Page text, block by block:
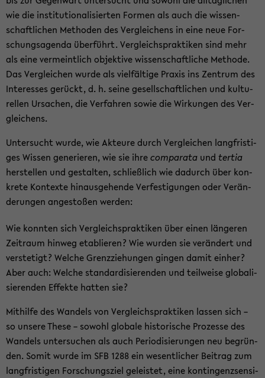
wie die in­sti­tu­tio­na­li­sier­ten For­men als auch die wis­sen­
schaft­li­chen Me­tho­den des Ver­glei­chens in eine neue For­
schungs­agen­da über­führt. Ver­gleichs­prak­ti­ken sind mehr
als eine ver­meint­lich ob­jek­ti­ve wis­sen­schaft­li­che Me­tho­de.
Das Ver­glei­chen wurde als viel­fäl­ti­ge Pra­xis ins Zen­trum des
In­ter­es­ses ge­rückt, d. h. seine ge­sell­schaft­li­chen und kul­tu­
rel­len Ur­sa­chen, die Ver­fah­ren sowie die Wir­kun­gen des Ver­
glei­chens.
Un­ter­sucht wurde, wie Ak­teu­re durch Ver­glei­chen lang­fris­ti­
ges Wis­sen ge­ne­rie­ren, wie sie ihrecom­pa­ra­ta und ter­tia
her­stel­len und ge­stal­ten, schließ­lich wie da­durch über kon­
kre­te Kon­tex­te hin­aus­ge­hen­de Ver­fes­ti­gun­gen oder Ver­än­
de­run­gen an­ge­sto­ßen wer­den:
Wie konn­ten sich Ver­gleichs­prak­ti­ken über einen län­ge­ren
Zeit­raum hin­weg eta­blie­ren? Wie wur­den sie ver­än­dert und
ver­ste­tigt? Wel­che Grenz­zie­hun­gen gin­gen damit ein­her?
Aber auch: Wel­che stan­dar­di­sie­ren­den und teil­wei­se glo­ba­li­
sie­ren­den Ef­fek­te hat­ten sie?
Mit­hil­fe des Wan­dels von Ver­gleichs­prak­ti­ken las­sen sich –
so un­se­re These – so­wohl glo­ba­le his­to­ri­sche Pro­zes­se des
Wan­dels un­ter­su­chen als auch Pe­ri­odi­sie­run­gen neu be­grün­
den. Somit wurde im SFB 1288 ein we­sent­li­cher Bei­trag zum
lang­fris­ti­gen For­schungs­ziel ge­leis­tet, eine kon­tin­genz­sen­si­